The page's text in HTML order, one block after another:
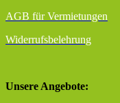
AGB für Vermietungen
Widerrufsbelehrung
Unsere Angebote: